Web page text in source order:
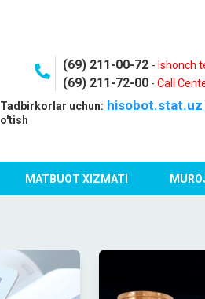
(69) 211-00-72 - Ishonch
(69) 211-72-00- Call
Tadbirkorlar uchun: hisobot.stat.uz
o'tish
MATBUOT XIZMATI